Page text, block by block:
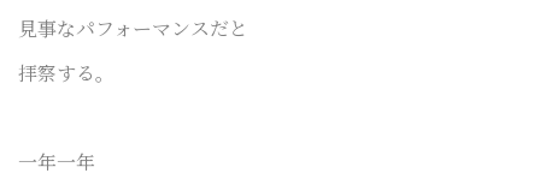
見事なパフォーマンスだと
拝察する。
一年一年